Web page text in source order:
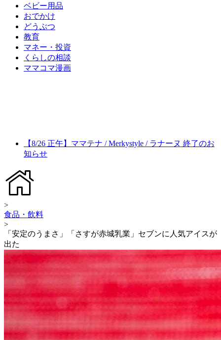
ベビー用品
おでかけ
どうぶつ
教育
マネー・投資
くらしの相談
ママコマ漫画
【8/26 正午】ママテナ / Merkystyle / ラナーヌ 終了のお
知らせ
>
食品・飲料
>
「安定のうまさ」「さすが赤城乳業」セブンに人気アイスが
出た